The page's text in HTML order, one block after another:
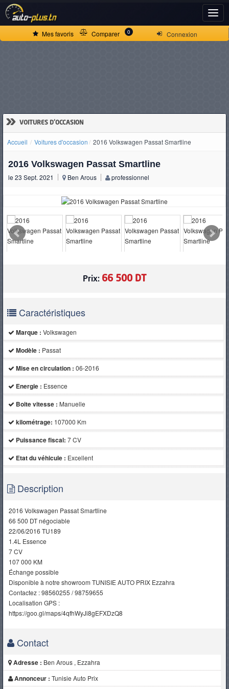
Connexion
Mes favoris Comparer 0
» VOITURES D'OCCASION
Accueil Voitures d'occasion 2016 Volkswagen Passat Smartline
2016 Volkswagen Passat Smartline
le 23 Sept. 2021 Ben Arous professionnel
Prix: 66 500 DT
Caractéristiques
Marque : Volkswagen
Modèle : Passat
Mise en circulation : 06-2016
Energie : Essence
Boite vitesse : Manuelle
kilométrage: 107000 Km
Puissance fiscal: 7 CV
Etat du véhicule : Excellent
Description
2016 Volkswagen Passat Smartline
66 500 DT négociable
22/06/2016 TU189
1.4L Essence
7 CV
107 000 KM
Échange possible
Disponible à notre showroom TUNISIE AUTO PRIX Ezzahra
Contactez : 98560255 / 98759655
Localisation GPS :
https://goo.gl/maps/4qfhWyJi8gEFXDzQ8
Contact
Adresse : Ben Arous , Ezzahra
Annonceur : Tunisie Auto Prix
ACCUEIL
D'OCCASION
PNEUS